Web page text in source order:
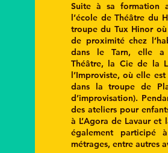
Suite à sa formation
l’école de Théâtre du
troupe du Tux Hinor
de proximité chez
dans le Tarn, elle a
Théâtre, la Cie de la
l’Improviste, où elle
dans la troupe de
d’improvisation).
des ateliers pour
à L’Agora de Lavaur
également participé
métrages, entre autres